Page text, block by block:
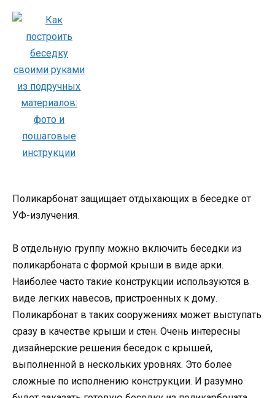
Поликарбонат защищает отдыхающих в беседке от
УФ-излучения.
В отдельную группу можно включить беседки из
поликарбоната с формой крыши в виде арки.
Наиболее часто такие конструкции используются в
виде легких навесов, пристроенных к дому.
Поликарбонат в таких сооружениях может выступать
сразу в качестве крыши и стен. Очень интересны
дизайнерские решения беседок с крышей,
выполненной в нескольких уровнях. Это более
сложные по исполнению конструкции. И разумно